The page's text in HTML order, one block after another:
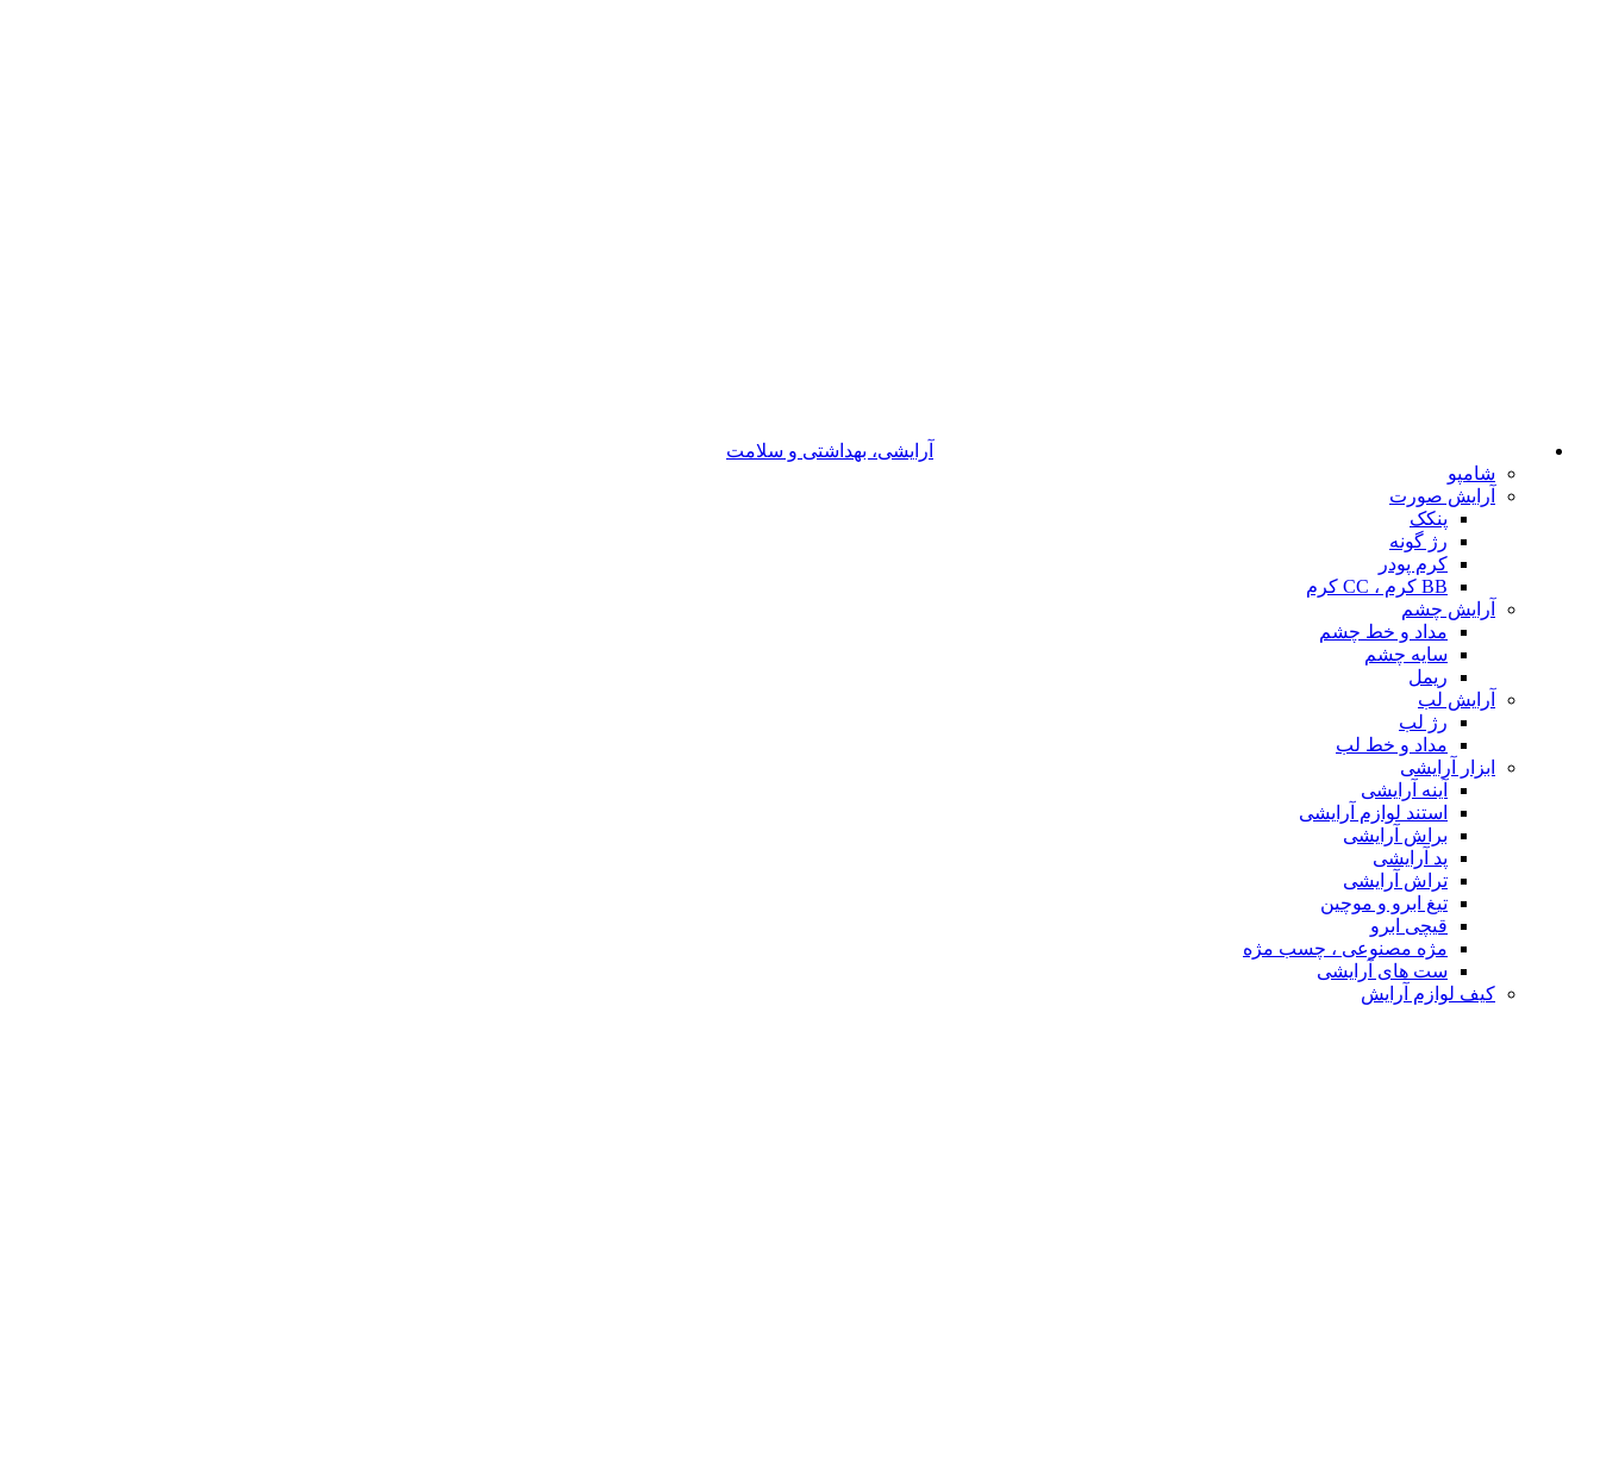
آرایشی، بهداشتی و سلامت
شامپو
آرایش صورت
پنکک
رژ گونه
کرم پودر
BB کرم ، CC کرم
آرایش چشم
مداد و خط چشم
سایه چشم
ریمل
آرایش لب
رژ لب
مداد و خط لب
ابزار آرایشی
آینه آرایشی
استند لوازم آرایشی
براش آرایشی
پد آرایشی
تراش آرایشی
تیغ ابرو و موچین
قیچی ابرو
مژه مصنوعی ، چسب مژه
ست های آرایشی
کیف لوازم آرایش